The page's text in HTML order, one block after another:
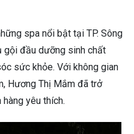
spa nổi bật tại TP. Sông
gội đầu dưỡng sinh chất
sức khỏe. Với không gian
Hương Thị Mắm đã trở
yêu thích.